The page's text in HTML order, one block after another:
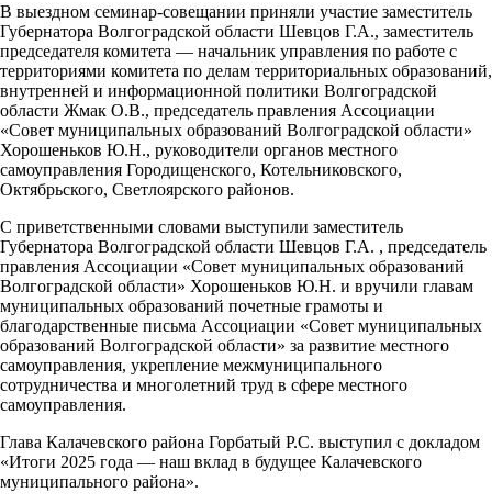
В выездном семинар-совещании приняли участие заместитель
Губернатора Волгоградской области Шевцов Г.А., заместитель
председателя комитета — начальник управления по работе с
территориями комитета по делам территориальных образований,
внутренней и информационной политики Волгоградской
области Жмак О.В., председатель правления Ассоциации
«Совет муниципальных образований Волгоградской области»
Хорошеньков Ю.Н., руководители органов местного
самоуправления Городищенского, Котельниковского,
Октябрьского, Светлоярского районов.
С приветственными словами выступили заместитель
Губернатора Волгоградской области Шевцов Г.А. , председатель
правления Ассоциации «Совет муниципальных образований
Волгоградской области» Хорошеньков Ю.Н. и вручили главам
муниципальных образований почетные грамоты и
благодарственные письма Ассоциации «Совет муниципальных
образований Волгоградской области» за развитие местного
самоуправления, укрепление межмуниципального
сотрудничества и многолетний труд в сфере местного
самоуправления.
Глава Калачевского района Горбатый Р.С. выступил с докладом
«Итоги 2025 года — наш вклад в будущее Калачевского
муниципального района».